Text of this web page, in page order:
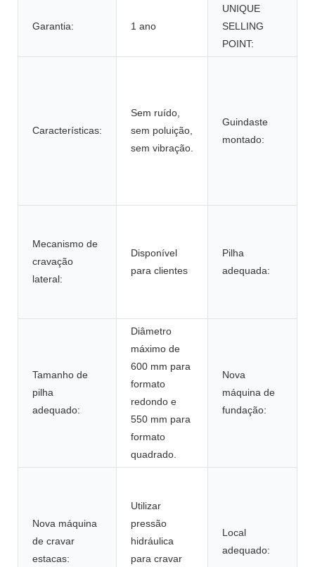
Garantia: 1 ano
UNIQUE
SELLING
POINT:
Características:
Sem ruído,
sem poluição,
sem vibração.
Guindaste
montado:
Mecanismo de
cravação
lateral:
Disponível
para clientes
Pilha
adequada:
Tamanho de
pilha
adequado:
Diâmetro
máximo de
600 mm para
formato
redondo e
550 mm para
formato
quadrado.
Nova
máquina de
fundação:
Nova máquina
de cravar
estacas:
Utilizar
pressão
hidráulica
para cravar
Local
adequado: